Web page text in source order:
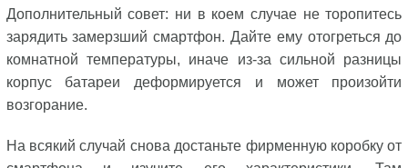
Дополнительный совет: ни в коем случае не торопитесь
зарядить замерзший смартфон. Дайте ему отогреться до
комнатной температуры, иначе из-за сильной разницы
корпус батареи деформируется и может произойти
возгорание.
На всякий случай снова достаньте фирменную коробку от